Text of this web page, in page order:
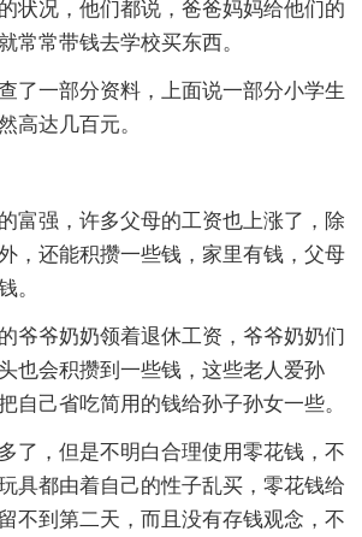
状况，他们都说，爸爸妈妈给他们的
常常带钱去学校买东西。
了一部分资料，上面说一部分小学生
高达几百元。
富强，许多父母的工资也上涨了，除
，还能积攒一些钱，家里有钱，父母
。
爷爷奶奶领着退休工资，爷爷奶奶们
也会积攒到一些钱，这些老人爱孙
自己省吃简用的钱给孙子孙女一些。
了，但是不明白合理使用零花钱，不
具都由着自己的性子乱买，零花钱给
不到第二天，而且没有存钱观念，不